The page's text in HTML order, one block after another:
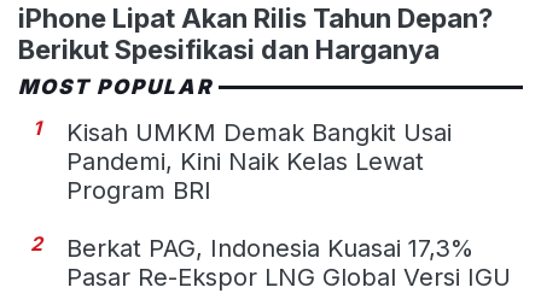
iPhone Lipat Akan Rilis Tahun Depan?
Berikut Spesifikasi dan Harganya
MOST POPULAR
1
Kisah UMKM Demak Bangkit Usai
Pandemi, Kini Naik Kelas Lewat
Program BRI
2
Berkat PAG, Indonesia Kuasai 17,3%
Pasar Re-Ekspor LNG Global Versi IGU